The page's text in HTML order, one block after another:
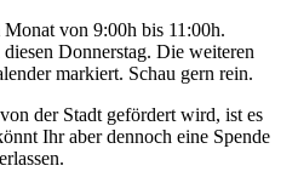
von 9:00h bis 11:00h.
Donnerstag. Die weiteren
markiert. Schau gern rein.
der Stadt gefördert wird, ist es
Ihr aber dennoch eine Spende